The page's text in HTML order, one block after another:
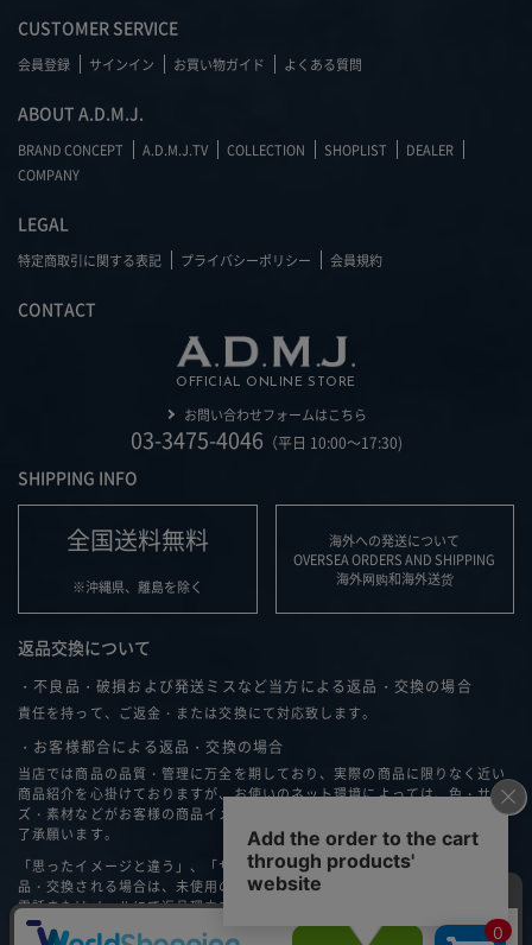
CUSTOMER SERVICE
会員登録 サインイン お買い物ガイド よくある質問
ABOUT A.D.M.J.
BRAND CONCEPT A.D.M.J.TV COLLECTION SHOPLIST
DEALER
COMPANY
LEGAL
特定商取引に関する表記 プライバシーポリシー 会員規約
CONTACT
OFFICIAL ONLINE STORE
お問い合わせフォームはこちら
03-3475-4046 （平日 10:00～17:30)
SHIPPING INFO
全国送料無料
※沖縄県、離島を除く
海外への発送について
OVERSEA ORDERS AND SHIPPING
海外网购和海外送货
返品交換について
・不良品・破損および発送ミスなど当方による返品・交換の場合
責任を持って、ご返金・または交換にて対応致します。
・お客様都合による返品・交換の場合
当店では商品の品質・管理に万全を期しており、実際の商品に限りなく近い
商品紹介を心掛けておりますが、お使いのネット環境によっては、色・サイ
ズ・素材などがお客様の商品イメージと異なる可能性もございますこと、ご
了承願います。
「思ったイメージと違う」、「サイズが合わない」などお客様の都合で返
品・交換される場合は、未使用の場合のみ商品到着後７日以内に弊社へ、お
電話またはメールにて返品理由をご連絡ください。
返品・交換について詳細はこちら